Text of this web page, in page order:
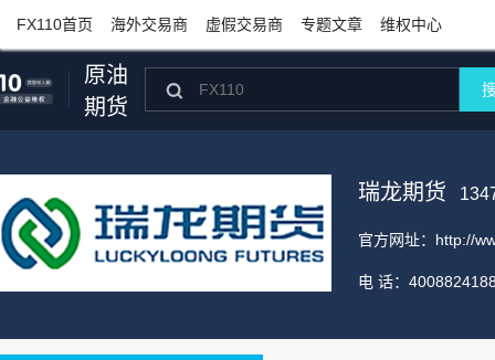
FX110首页 海外交易商 虚假交易商 专题文章 维权中心
原油
期货

瑞龙期货
官方网址： http://
电 话：